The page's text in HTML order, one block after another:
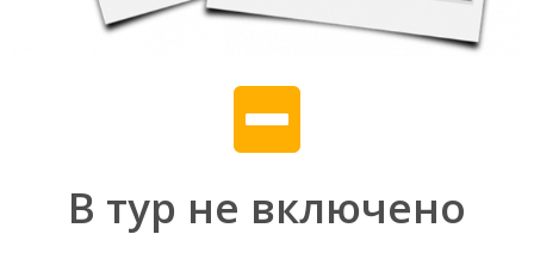
В тур не включено